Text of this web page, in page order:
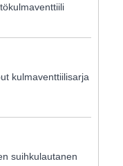
kulmaventtiilisarja
suihkulautanen